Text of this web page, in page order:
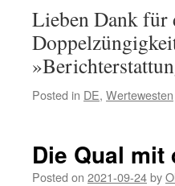
Lieben Dank für
Posted in DE, Wertewesten
Die Qual mit
Posted on 2021-09-24by